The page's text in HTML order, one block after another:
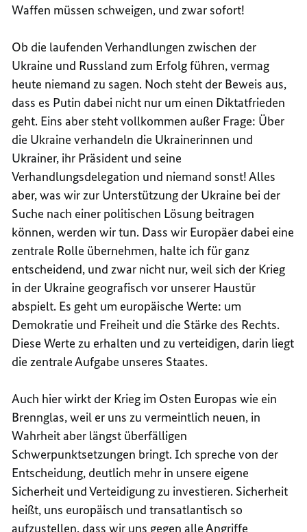
Waffen müssen schweigen, und zwar sofort!
Ob die laufenden Verhandlungen zwischen der
Ukraine und Russland zum Erfolg führen, vermag
heute niemand zu sagen. Noch steht der Beweis aus,
dass es Putin dabei nicht nur um einen Diktatfrieden
geht. Eins aber steht vollkommen außer Frage: Über
die Ukraine verhandeln die Ukrainerinnen und
Ukrainer, ihr Präsident und seine
Verhandlungsdelegation und niemand sonst! Alles
aber, was wir zur Unterstützung der Ukraine bei der
Suche nach einer politischen Lösung beitragen
können, werden wir tun. Dass wir Europäer dabei eine
zentrale Rolle übernehmen, halte ich für ganz
entscheidend, und zwar nicht nur, weil sich der Krieg
in der Ukraine geografisch vor unserer Haustür
abspielt. Es geht um europäische Werte: um
Demokratie und Freiheit und die Stärke des Rechts.
Diese Werte zu erhalten und zu verteidigen, darin liegt
die zentrale Aufgabe unseres Staates.
Auch hier wirkt der Krieg im Osten Europas wie ein
Brennglas, weil er uns zu vermeintlich neuen, in
Wahrheit aber längst überfälligen
Schwerpunktsetzungen bringt. Ich spreche von der
Entscheidung, deutlich mehr in unsere eigene
Sicherheit und Verteidigung zu investieren. Sicherheit
heißt, uns europäisch und transatlantisch so
aufzustellen, dass wir uns gegen alle Angriffe